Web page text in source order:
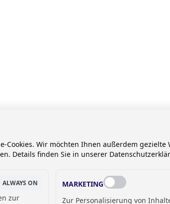
Cookies. Wir möchten Ihnen außerdem gezielte
Details finden Sie in unserer
ALWAYS ON
zur
MARKETING
Zur Personalisierung von